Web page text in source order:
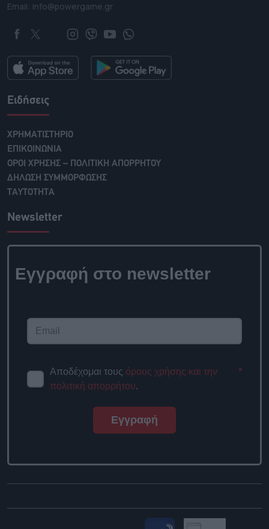
Email: info@powergame.gr
Ειδήσεις
ΧΡΗΜΑΤΙΣΤΗΡΙΟ
ΕΠΙΚΟΙΝΩΝΙΑ
ΟΡΟΙ ΧΡΗΣΗΣ – ΠΟΛΙΤΙΚΗ ΑΠΟΡΡΗΤΟΥ
ΔΗΛΩΣΗ ΣΥΜΜΟΡΦΩΣΗΣ
ΤΑΥΤΟΤΗΤΑ
Newsletter
Εγγραφή στο
Αποδέχομαι τους
και την πολιτική απορρήτου